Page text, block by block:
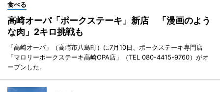
食べる
高崎オーパ「ポークステーキ」新店 「漫画のよう
な肉」2キロ挑戦も
「高崎オーパ」（高崎市八島町）に7月10日、ポークステーキ専門店
「マロリーポークステーキ高崎OPA店」（TEL 080-4415-9760）がオ
ープンした。